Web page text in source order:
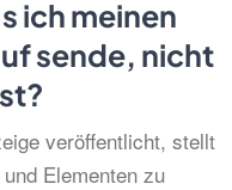
ich meinen
sende, nicht
veröffentlicht, stellt
Elementen zu